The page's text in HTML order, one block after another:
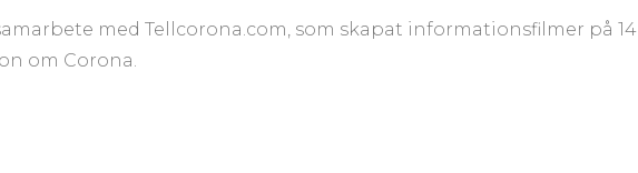
med Tellcorona.com, som skapat informationsfilmer på 14
om Corona.